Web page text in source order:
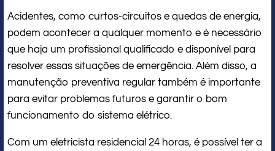
Acidentes, como curtos-circuitos e quedas de energia,
podem acontecer a qualquer momento e é necessário
que haja um profissional qualificado e disponível para
resolver essas situações de emergência. Além disso, a
manutenção preventiva regular também é importante
para evitar problemas futuros e garantir o bom
funcionamento do sistema elétrico.
Com um eletricista residencial 24 horas, é possível ter a